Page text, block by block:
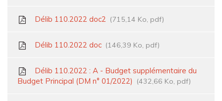
Délib 110.2022 doc2 715,14 Ko, pdf
Délib 110.2022 doc 146,39 Ko, pdf
Délib 110.2022 : A - Budget supplémentaire du
Budget Principal (DM n° 01/2022)
432,66 Ko, pdf